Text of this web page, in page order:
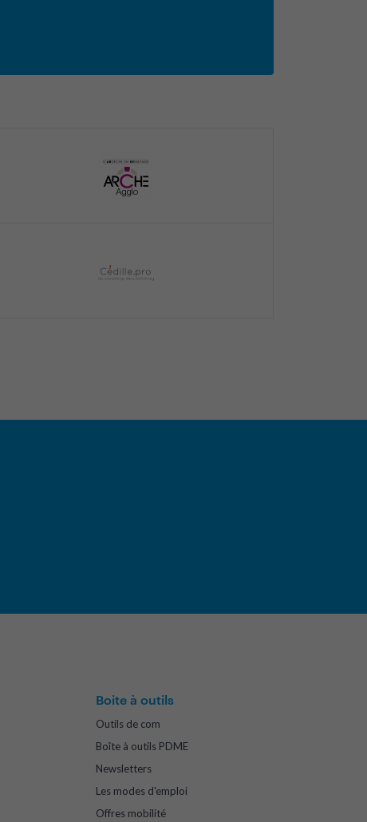
Boite à outils
Outils de com
Boîte à outils PDME
Newsletters
Les modes d'emploi
Offres mobilité